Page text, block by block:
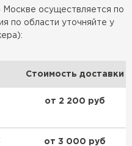
конструкции крыши и
Москве осуществляется по
по области уточняйте у
Стоимость доставки
от 2 200 руб
от 3 000 руб